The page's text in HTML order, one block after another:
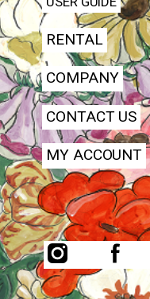
RENTAL
COMPANY
CONTACT US
MY ACCOUNT